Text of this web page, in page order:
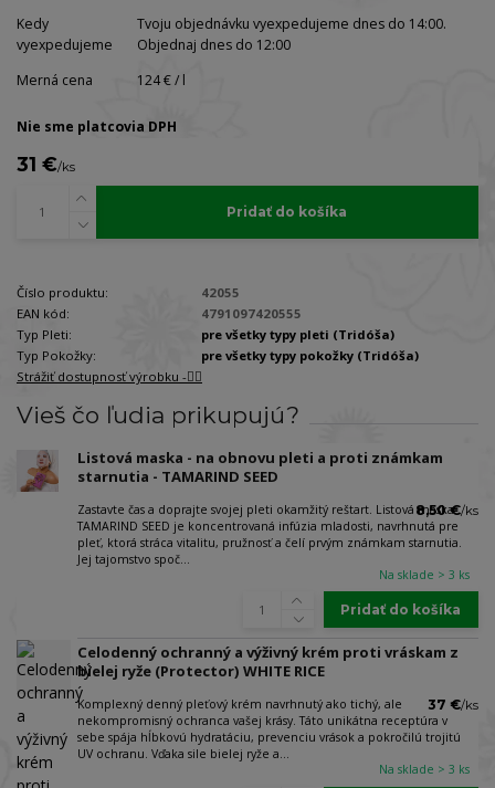
Kedy
vyexpedujeme
Tvoju objednávku vyexpedujeme dnes do 14:00.
Objednaj dnes do 12:00
Merná cena
124 € / l
Nie sme platcovia DPH
31 €/ks
Pridať do košíka
Číslo produktu:
42055
EAN kód:
4791097420555
Typ Pleti:
pre všetky typy pleti (Tridóša)
Typ Pokožky:
pre všetky typy pokožky (Tridóša)
Strážiť dostupnosť výrobku -🐕‍🦺
Vieš čo ľudia prikupujú?
Listová maska - na obnovu pleti a proti známkam
starnutia - TAMARIND SEED
Zastavte čas a doprajte svojej pleti okamžitý reštart. Listová maska
TAMARIND SEED je koncentrovaná infúzia mladosti, navrhnutá pre
pleť, ktorá stráca vitalitu, pružnosť a čelí prvým známkam starnutia.
Jej tajomstvo spoč...
8,50 €/ks
Na sklade > 3 ks
Pridať do košíka
Celodenný ochranný a výživný krém proti vráskam z
bielej ryže (Protector) WHITE RICE
Komplexný denný pleťový krém navrhnutý ako tichý, ale
nekompromisný ochranca vašej krásy. Táto unikátna receptúra v
sebe spája hĺbkovú hydratáciu, prevenciu vrások a pokročilú trojitú
UV ochranu. Vďaka sile bielej ryže a...
37 €/ks
Na sklade > 3 ks